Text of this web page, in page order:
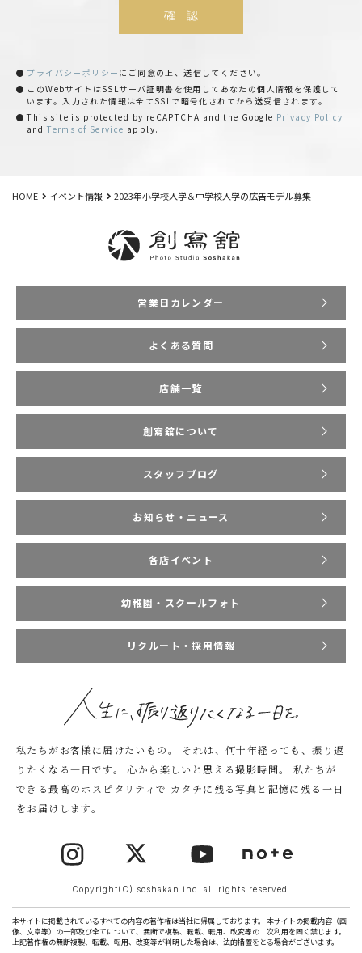
プライバシーポリシー にご同意の上、送信してください。
このWebサイトはSSLサーバ証明書を使用してあなたの個人情報を保護して
います。入力された情報は全てSSLで暗号化されてから送受信されます。
This site is protected by reCAPTCHA and the Google Privacy Policy
andTerms of Service apply.
HOME イベント情報 2023年小学校入学＆中学校入学の広告モデル募集
営業日カレンダー
よくある質問
店舗一覧
創寫舘について
スタッフブログ
お知らせ・ニュース
各店イベント
幼稚園・スクールフォト
リクルート・採用情報
私たちがお客様に届けたいもの。
それは、何十年経っても、振り返
りたくなる一日です。
心から楽しいと思える撮影時間。
私たちが
できる最高のホスピタリティで カタチに残る写真と記憶に残る一日
をお届けします。
Copyright(C) soshakan inc. all rights reserved.
本サイトに掲載されているすべての内容の著作権は当社に帰属しております。 本サイトの掲載内容（画
像、文章等）の一部及び全てについて、無断で複製、転載、転用、改変等の二次利用を固く禁じます。
上記著作権の無断複製、転載、転用、改変等が判明した場合は、法的措置をとる場合がございます。